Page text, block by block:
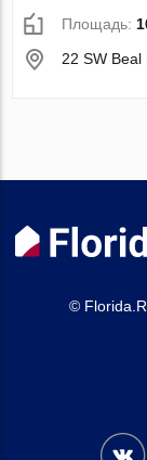
Площадь:
22 SW Beal
©